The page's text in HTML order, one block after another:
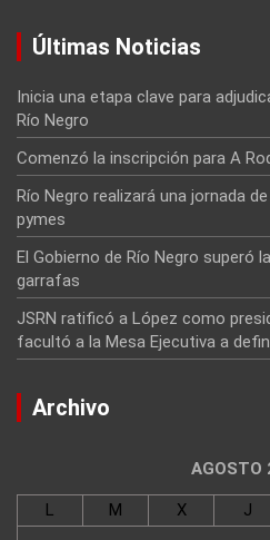
Últimas Noticias
Inicia una etapa clave para
Río Negro
Comenzó la inscripción para A
Río Negro realizará una jornada
pymes
El Gobierno de Río Negro superó
garrafas
JSRN ratificó a López como
facultó a la Mesa Ejecutiva a
Archivo
AGOSTO
L M X J